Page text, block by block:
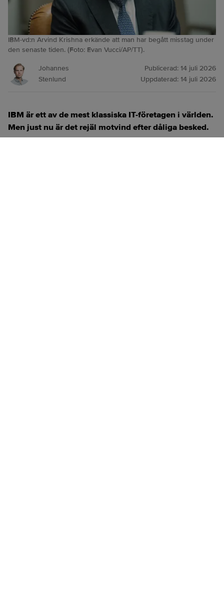
IBM-vd:n Arvind Krishna erkände att man har begått misstag under
den senaste tiden. (Foto: Evan Vucci/AP/TT).
Johannes
Stenlund
Publicerad: 14 juli 2026
Uppdaterad: 14 juli 2026
IBM är ett av de mest klassiska IT-företagen i världen.
Men just nu är det rejäl motvind efter dåliga besked.